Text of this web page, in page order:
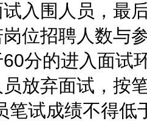
试入围人员，最
位招聘人数与
分的进入面试
放弃面试，按
笔试成绩不得低